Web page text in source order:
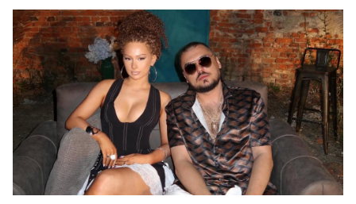
mban titullin kënga që vjen këtë javë në klasifikimin
e “The Top List”. Ky projekt vjen me një vibe krejt
tjetër dhe pozicionohet...